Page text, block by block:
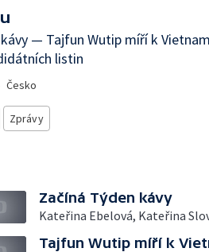
kávy — Tajfun Wutip míří k
listin
Česko
Zprávy
Začíná Týden kávy
Kateřina Ebelová, Kateřina
Tajfun Wutip míří k